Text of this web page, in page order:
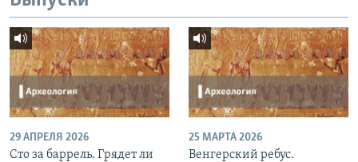
29 АПРЕЛЯ 2026
Сто за баррель. Грядет ли
25 МАРТА 2026
Венгерский ребус.